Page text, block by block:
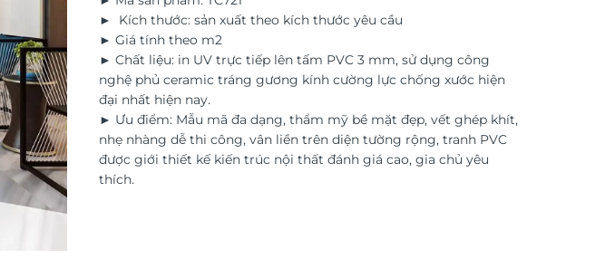
► Kích thước: sản xuất theo kích thước yêu cầu
► Giá tính theo m2
► Chất liệu: in UV trực tiếp lên tấm PVC 3 mm, sử dụng công
nghệ phủ ceramic tráng gương kính cường lực chống xước hiện
đại nhất hiện nay.
► Ưu điểm: Mẫu mã đa dạng, thẩm mỹ bề mặt đẹp, vết ghép khít,
nhẹ nhàng dễ thi công, vân liền trên diện tường rộng, tranh PVC
được giới thiết kế kiến trúc nội thất đánh giá cao, gia chủ yêu
thích.